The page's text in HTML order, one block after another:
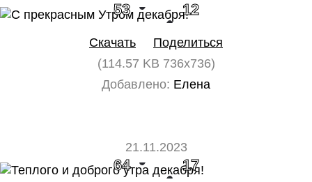
53 12
Скачать
Поделиться
(114.57 KB 736x736)
Добавлено: Елена
21.11.2023
64 17